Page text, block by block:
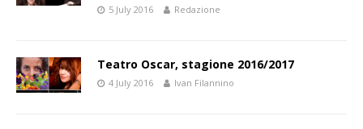
5 July 2016 Redazione
Teatro Oscar, stagione 2016/2017
4 July 2016 Ivan Filannino